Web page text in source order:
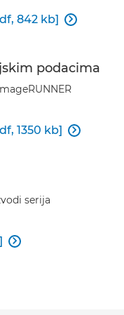
842 kb] 
podacima
1350 kb] 
serija
